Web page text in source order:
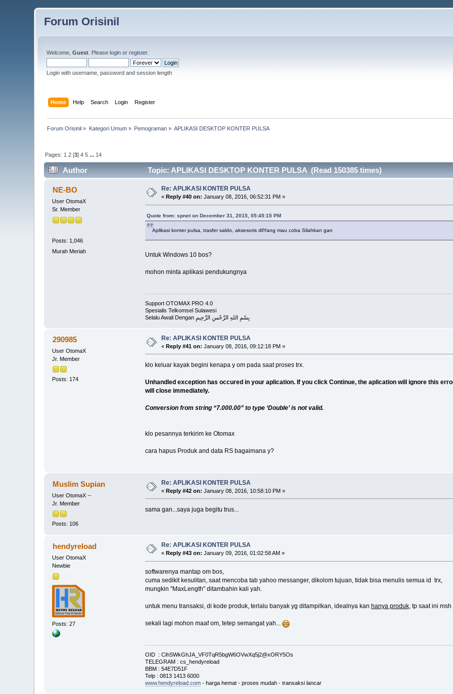
Forum Orisinil
Welcome,Guest . Pleaselogin orregister.
Login with username, password and session length
Home Help Search Login Register
Forum Orisinil » Kategori Umum» Pemograman » APLIKASI DESKTOP KONTER PULSA
Pages: 1 2 [3]4 5 ... 14
Author Topic: APLIKASI DESKTOP KONTER PULSA (Read 150385 times)
NE-BO
User OtomaX
Sr. Member
Posts: 1,046
Murah Meriah
Re: APLIKASI KONTER PULSA
« Reply #40 on: January 08, 2016, 06:52:31 PM »
Quote from: spnet on December 31, 2015, 05:45:15 PM
Aplikasi konter pulsa, trasfer saldo, aksesoris dllYang mau coba Silahkan gan
Untuk Windows 10 bos?
mohon minta aplikasi pendukungnya
Support OTOMAX PRO 4.0
Spesialis Telkomsel Sulawesi
Selalu Awali Dengan بِسْمِ اللهِ الرَّحْمنِ الرَّحِيمِ
290985
User OtomaX
Jr. Member
Posts: 174
Re: APLIKASI KONTER PULSA
«Reply #41 on: January 08, 2016, 09:12:18 PM »
klo keluar kayak begini kenapa y om pada saat proses trx.
Unhandled exception has occured in your aplication. If you click Continue, the aplication will ignore this
will close immediately.
Conversion from string “7.000.00” to type ‘Double’ is not valid.
klo pesannya terkirim ke Otomax
cara hapus Produk and data RS bagaimana y?
Muslim Supian
User OtomaX --
Jr. Member
Posts: 106
Re: APLIKASI KONTER PULSA
«Reply #42 on: January 08, 2016, 10:58:10 PM »
sama gan...saya juga begitu trus...
hendyreload
User OtomaX
Newbie
Posts: 27
Re: APLIKASI KONTER PULSA
« Reply #43 on: January 09, 2016, 01:02:58 AM »
softwarenya mantap om bos,
cuma sedikit kesulitan, saat mencoba tab yahoo messanger, dikolom tujuan, tidak bisa menulis semua id trx,
mungkin "MaxLength" ditambahin kali yah.
untuk menu transaksi, di kode produk, terlalu banyak yg ditampilkan, idealnya kan hanya produk, tp saat ini
sekali lagi mohon maaf om, tetep semangat yah...
OID : CihSWkGhJA_VF0TqR5bgW6OVwXq5j2@xORY5Os
TELEGRAM : cs_hendyreload
BBM : 54E7D51F
Telp : 0813 1413 6000
www.hendyreload.com- harga hemat - proses mudah - transaksi lancar